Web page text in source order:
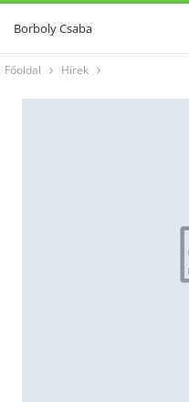
Borboly Csaba
Főoldal Hírek